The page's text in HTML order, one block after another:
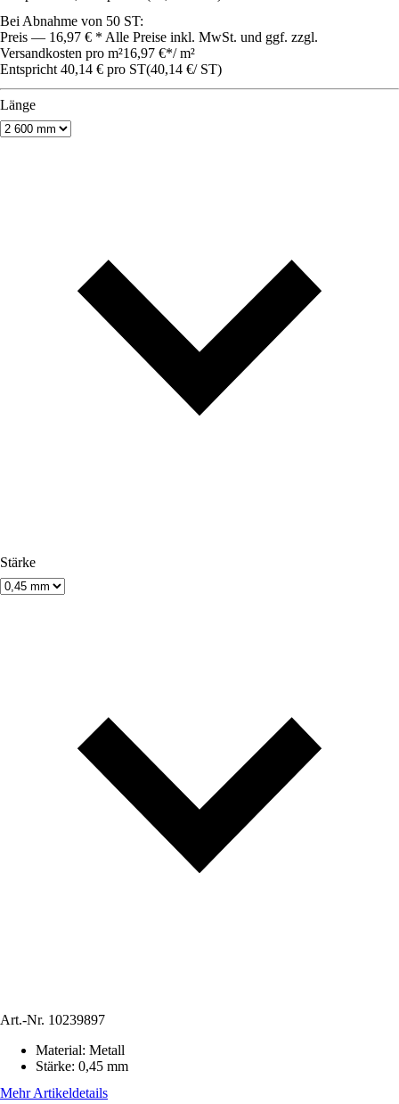
Bei Abnahme von 50 ST:
Preis — 16,97 € * Alle Preise inkl. MwSt. und ggf. zzgl.
Versandkosten pro m²16,97 €*/ m²
Entspricht 40,14 € pro ST(40,14 €/ ST)
Länge
Stärke
Art.-Nr. 10239897
Material: Metall
Stärke: 0,45 mm
Mehr Artikeldetails